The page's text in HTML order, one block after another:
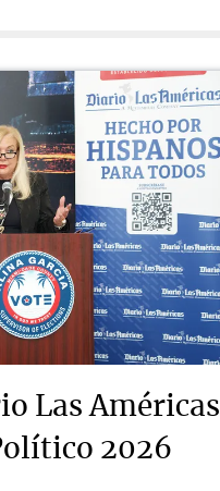
Las Américas
2026